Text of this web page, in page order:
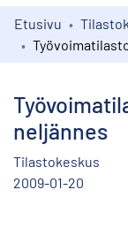
Kokoelmat
Etusivu
neljännes
Tilastokeskus
2009-01-20